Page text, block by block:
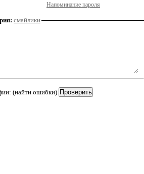
Напоминание пароля
смайлики
(найти ошибки)